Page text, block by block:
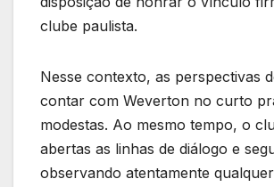
clube paulista.
Nesse contexto, as perspectivas
contar com Weverton no curto
modestas. Ao mesmo tempo, o
abertas as linhas de diálogo e
observando atentamente